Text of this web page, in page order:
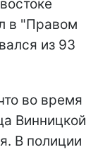
в "Правом
из 93
во время
Винницкой
В полиции